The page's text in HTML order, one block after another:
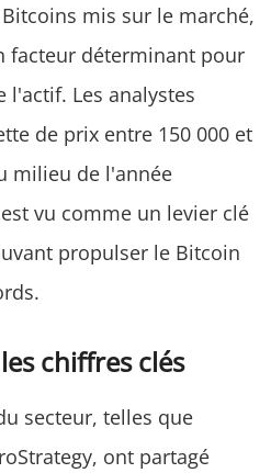
mis sur le marché,
facteur déterminant pour
l'actif. Les analystes
de prix entre 150 000 et
milieu de l'année
vu comme un levier clé
propulser le Bitcoin
chiffres clés
secteur, telles que
ont partagé